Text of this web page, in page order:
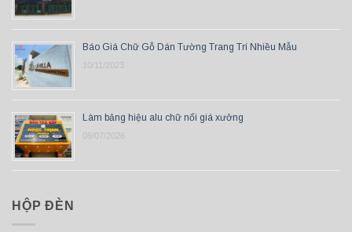
Báo Giá Chữ Gỗ Dán Tường Trang Trí Nhiều Mẫu
10/11/2023
Làm bảng hiệu alu chữ nổi giá xưởng
09/07/2026
HỘP ĐÈN